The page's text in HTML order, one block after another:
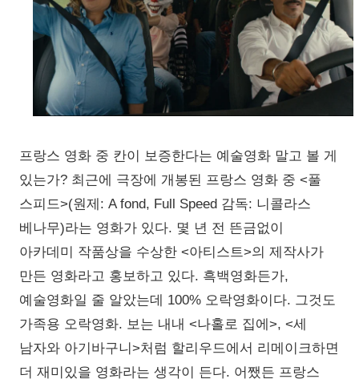
프랑스 영화 중 칸이 보증한다는 예술영화 말고 볼 게
있는가? 최근에 극장에 개봉된 프랑스 영화 중 <풀
스피드>(원제: A fond, Full Speed 감독: 니콜라스
베나무)라는 영화가 있다. 몇 년 전 뜬금없이
아카데미 작품상을 수상한 <아티스트>의 제작사가
만든 영화라고 홍보하고 있다. 흑백영화든가,
예술영화일 줄 알았는데 100% 오락영화이다. 그것도
가족용 오락영화. 보는 내내 <나홀로 집에>, <세
남자와 아기바구니>처럼 할리우드에서 리메이크하면
더 재미있을 영화라는 생각이 든다. 어쨌든 프랑스